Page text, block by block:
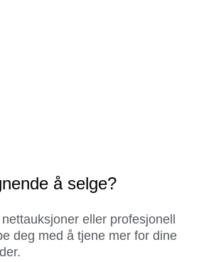
å selge?
eller profesjonell
deg med å tjene mer for dine